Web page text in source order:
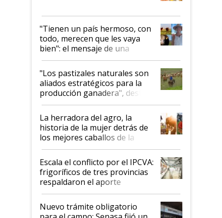
"Tienen un país hermoso, con
todo, merecen que les vaya
bien": el mensaje de una
ganadera uruguaya sobre las
oportunidades que se abren
para el agro en Argentina, con
foco en la carne
"Los pastizales naturales son
aliados estratégicos para la
producción ganadera", destaca
la iniciativa que ya reúne a 46
establecimientos en Argentina
La herradora del agro, la
historia de la mujer detrás de
los mejores caballos de la
Argentina y los mitos que
todavía hacen sufrir a estos
animales: "Mientras me
descalificaban, yo seguí
haciendo currículum"
Escala el conflicto por el IPCVA:
frigoríficos de tres provincias
respaldaron el aporte
obligatorio
Nuevo trámite obligatorio